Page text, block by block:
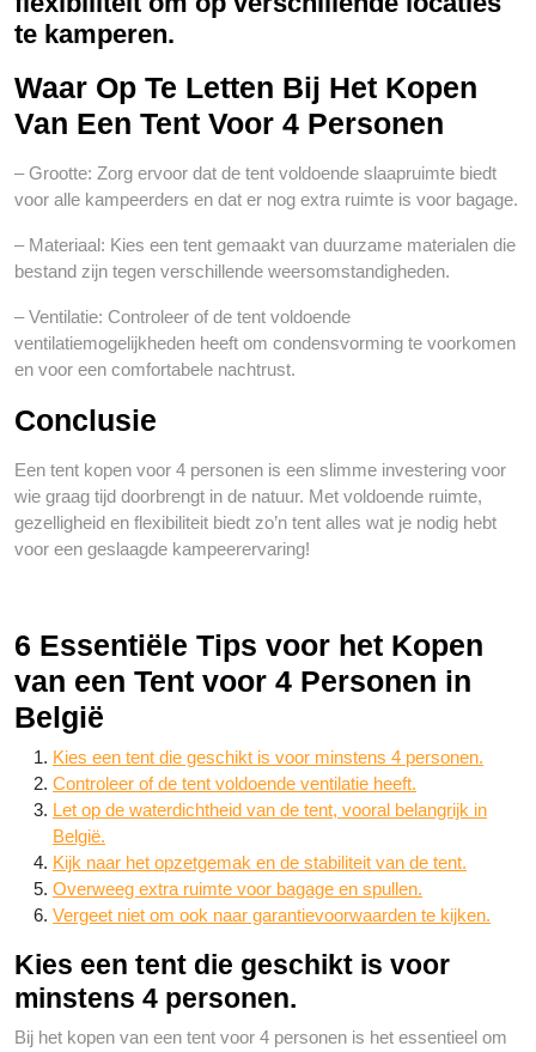
te kamperen.
Waar Op Te Letten Bij Het Kopen
Van Een Tent Voor 4 Personen
– Grootte: Zorg ervoor dat de tent voldoende slaapruimte biedt
voor alle kampeerders en dat er nog extra ruimte is voor bagage.
– Materiaal: Kies een tent gemaakt van duurzame materialen die
bestand zijn tegen verschillende weersomstandigheden.
– Ventilatie: Controleer of de tent voldoende
ventilatiemogelijkheden heeft om condensvorming te voorkomen
en voor een comfortabele nachtrust.
Conclusie
Een tent kopen voor 4 personen is een slimme investering voor
wie graag tijd doorbrengt in de natuur. Met voldoende ruimte,
gezelligheid en flexibiliteit biedt zo’n tent alles wat je nodig hebt
voor een geslaagde kampeerervaring!
6 Essentiële Tips voor het Kopen
van een Tent voor 4 Personen in
België
Kies een tent die geschikt is voor minstens 4 personen.
Controleer of de tent voldoende ventilatie heeft.
Let op de waterdichtheid van de tent, vooral belangrijk in
België.
Kijk naar het opzetgemak en de stabiliteit van de tent.
Overweeg extra ruimte voor bagage en spullen.
Vergeet niet om ook naar garantievoorwaarden te kijken.
Kies een tent die geschikt is voor
minstens 4 personen.
Bij het kopen van een tent voor 4 personen is het essentieel om